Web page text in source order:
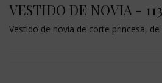
VESTIDO DE NOVIA -
Vestido de novia de corte princesa,